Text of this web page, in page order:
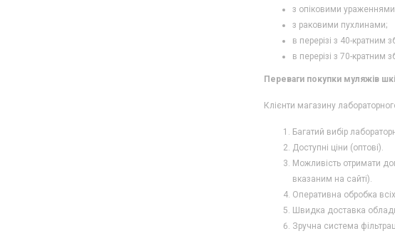
з опіковими
з раковими пухлинами;
в перерізі з 40-кратним
в перерізі з 70-кратним
Переваги покупки муляжів
Клієнти магазину
Багатий вибір
Доступні ціни (оптові).
Можливість отримати
вказаним на сайті).
Оперативна обробка
Швидка доставка
Зручна система